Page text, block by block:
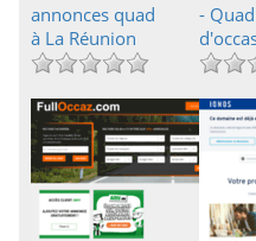
annonces quad
à La Réunion
-